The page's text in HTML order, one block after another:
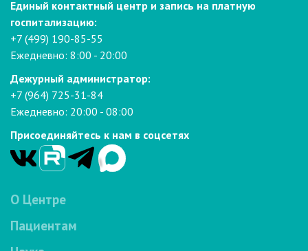
Единый контактный центр и запись на платную
госпитализацию:
+7 (499) 190-85-55
Ежедневно: 8:00 - 20:00
Дежурный администратор:
+7 (964) 725-31-84
Ежедневно: 20:00 - 08:00
Присоединяйтесь к нам в соцсетях
О Центре
Пациентам